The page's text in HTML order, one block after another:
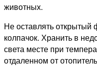
животных.
Не оставлять открытый
колпачок. Хранить в
света месте при
отдаленном от